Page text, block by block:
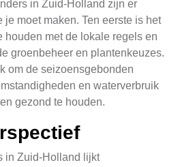
in Zuid-Holland zijn er
moet maken. Ten eerste is het
houden met de lokale regels en
groenbeheer en plantenkeuzes.
om de seizoensgebonden
en waterverbruik
gezond te houden.
in Zuid-Holland lijkt